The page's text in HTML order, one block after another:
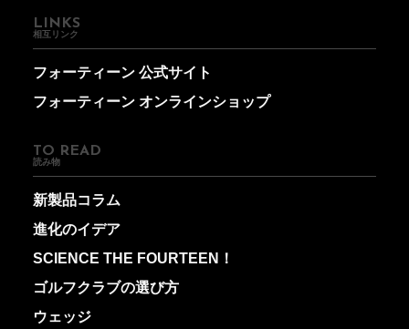
LINKS
相互リンク
フォーティーン 公式サイト
フォーティーン オンラインショップ
TO READ
読み物
新製品コラム
進化のイデア
SCIENCE THE FOURTEEN！
ゴルフクラブの選び方
ウェッジ